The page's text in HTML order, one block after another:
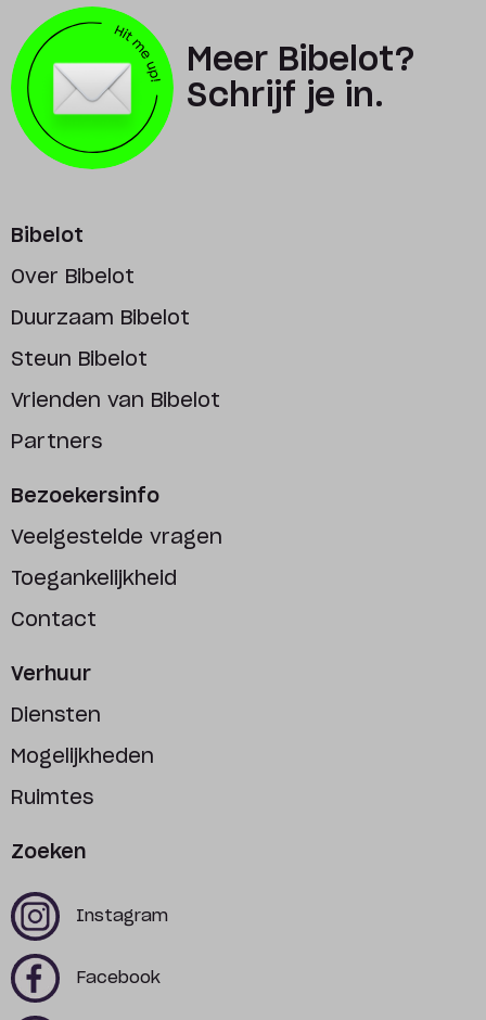
Meer Bibelot?
Schrijf je in.
Bibelot
Over Bibelot
Duurzaam Bibelot
Steun Bibelot
Vrienden van Bibelot
Partners
Bezoekersinfo
Veelgestelde vragen
Toegankelijkheid
Contact
Verhuur
Diensten
Mogelijkheden
Ruimtes
Zoeken
xx
Instagram
xx
Facebook